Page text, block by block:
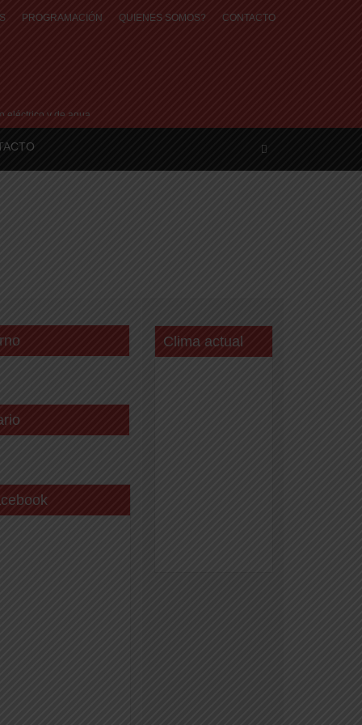
PROGRAMACIÓN QUIENES SOMOS? CONTACTO
eléctrico y de agua
Clima actual